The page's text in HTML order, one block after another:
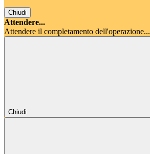
Chiudi
Attendere...
Attendere il completamento dell'operazione...
Chiudi